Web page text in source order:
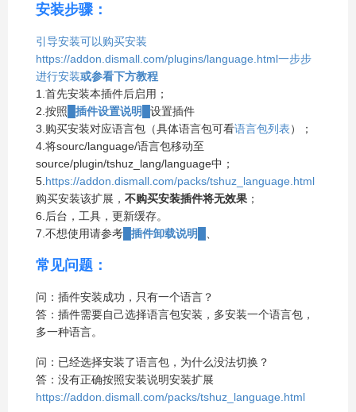
安装步骤：
引导安装可以购买安装
https://addon.dismall.com/plugins/language.html一步步
进行安装或参看下方教程
1.首先安装本插件后启用；
2.按照 █插件设置说明█ 设置插件
3.购买安装对应语言包（具体语言包可看语言包列表）；
4.将sourc/language/语言包移动至
source/plugin/tshuz_lang/language中；
5. https://addon.dismall.com/packs/tshuz_language.html
购买安装该扩展， 不购买安装插件将无效果 ；
6.后台，工具，更新缓存。
7.不想使用请参考 █插件卸载说明█
常见问题：
问：插件安装成功，只有一个语言？
答：插件需要自己选择语言包安装，多安装一个语言包，
多一种语言。
问：已经选择安装了语言包，为什么没法切换？
答：没有正确按照安装说明安装扩展
https://addon.dismall.com/packs/tshuz_language.html